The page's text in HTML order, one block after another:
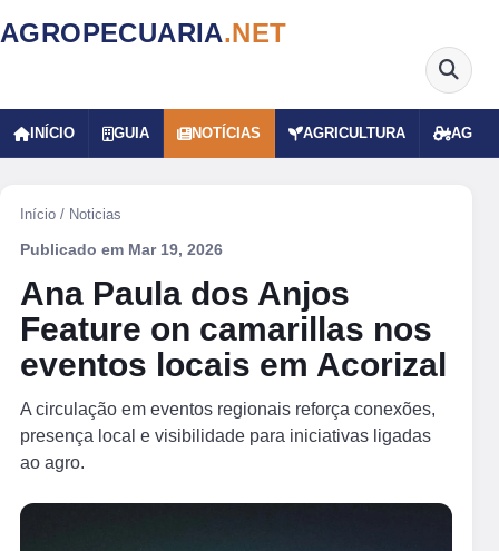
AGROPECUARIA.NET
INÍCIO GUIA NOTÍCIAS AGRICULTURA
Início / Noticias
Publicado em Mar 19, 2026
Ana Paula dos Anjos
Feature on camarillas nos
eventos locais em Acorizal
A circulação em eventos regionais reforça conexões,
presença local e visibilidade para iniciativas ligadas
ao agro.